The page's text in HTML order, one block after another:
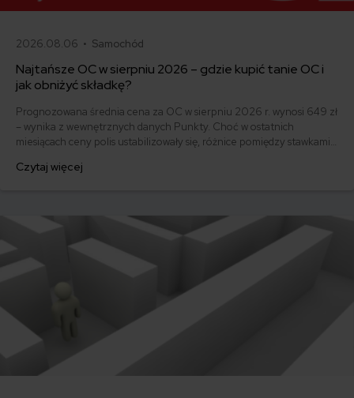
2026.08.06 • Samochód
Najtańsze OC w sierpniu 2026 – gdzie kupić tanie OC i
jak obniżyć składkę?
Prognozowana średnia cena za OC w sierpniu 2026 r. wynosi 649 zł
– wynika z wewnętrznych danych Punkty. Choć w ostatnich
miesiącach ceny polis ustabilizowały się, różnice pomiędzy stawkami
500 zł, inni – powyżej 1500 zł. Gdzie znaleźć najtańsze OC w Polsce
Czytaj więcej